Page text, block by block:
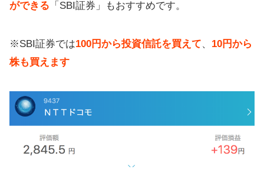
ができる 「SBI証券」もおすすめです。
※SBI証券では100円から投資信託を買えて、 10円から
株も買えます